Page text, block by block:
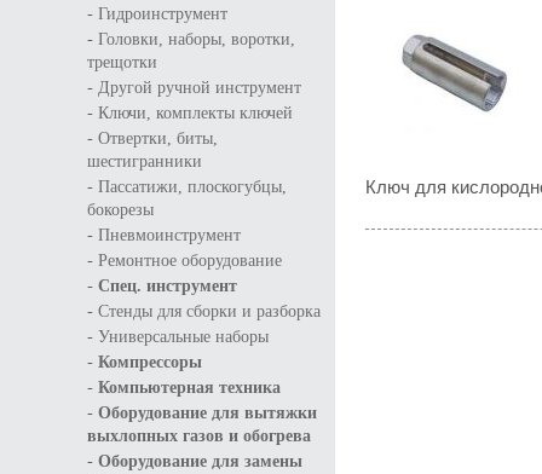
- Гидроинструмент
- Головки, наборы, воротки,
трещотки
- Другой ручной инструмент
- Ключи, комплекты ключей
- Отвертки, биты,
шестигранники
- Пассатижи, плоскогубцы,
бокорезы
- Пневмоинструмент
- Ремонтное оборудование
- Спец. инструмент
- Стенды для сборки и разборка
- Универсальные наборы
- Компрессоры
- Компьютерная техника
- Оборудование для вытяжки
выхлопных газов и обогрева
- Оборудование для замены
Ключ для